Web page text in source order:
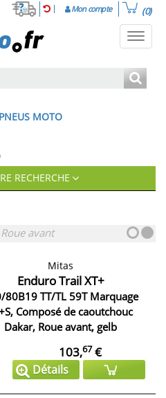
Mon compte (0)
MOTO
RECHERCHE
Roue avant
Mitas
Enduro Trail XT+
80B19 TT/TL 59T Marquage
Composé de caoutchouc
Dakar, Roue avant, gelb
103,67€
Détails